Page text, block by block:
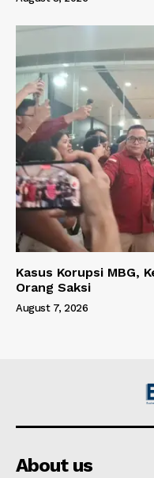
Kasus Korupsi MBG,
Orang Saksi
August 7, 2026
About us